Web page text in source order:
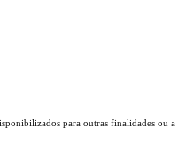
para outras finalidades ou a